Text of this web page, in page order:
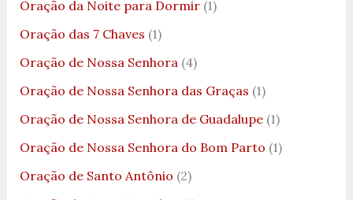
Oração da Noite para Dormir(1)
Oração das 7 Chaves (1)
Oração de Nossa Senhora(4)
Oração de Nossa Senhora das Graças (1)
Oração de Nossa Senhora de Guadalupe(1)
Oração de Nossa Senhora do Bom Parto (1)
Oração de Santo Antônio (2)